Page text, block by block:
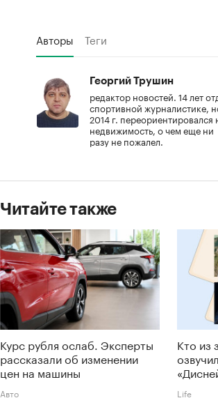
Авторы Теги
Георгий Трушин
редактор новостей. 14 лет
спортивной журналистике,
2014 г. переориентировался
недвижимость, о чем еще ни
разу не пожалел.
Читайте также
Курс рубля ослаб. Эксперты
рассказали об изменении
цен на машины
Авто
Кто из
Life